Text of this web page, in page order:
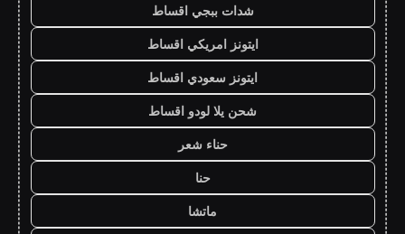
شدات ببجي اقساط
ايتونز امريكي اقساط
ايتونز سعودي اقساط
شحن يلا لودو اقساط
حناء شعر
حنا
ماتشا